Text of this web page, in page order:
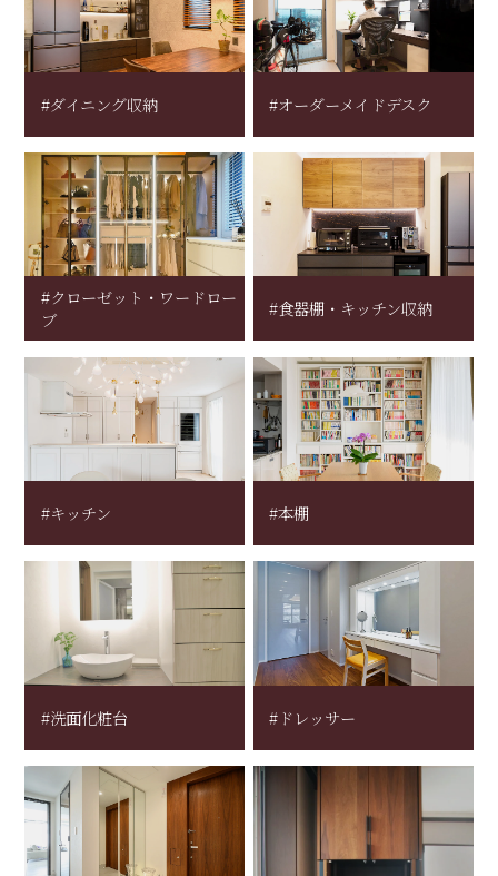
#ダイニング収納 #オーダーメイドデスク
#クローゼット・ワードロー
ブ
#食器棚・キッチン収納
#キッチン #本棚
#洗面化粧台 #ドレッサー